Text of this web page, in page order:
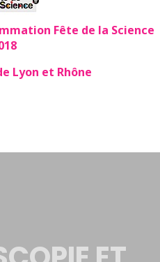
Fête de la Science
Lyon et Rhône